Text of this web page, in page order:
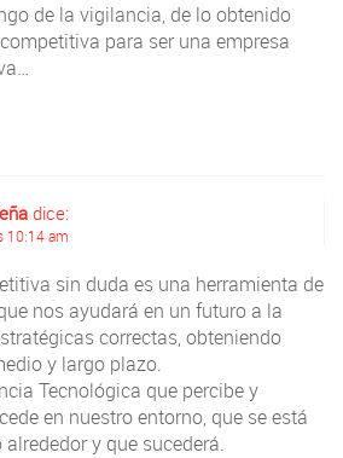
de la vigilancia, de lo obtenido
para ser una empresa
dice:
10:14 am
sin duda es una herramienta de
nos ayudará en un futuro a la
correctas, obteniendo
y largo plazo.
Tecnológica que percibe y
en nuestro entorno, que se está
y que sucederá.